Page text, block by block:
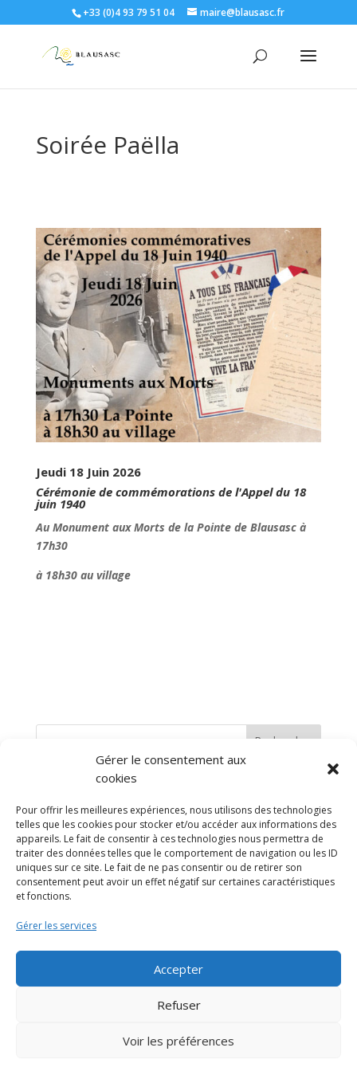
Gérer le consentement aux
cookies
Pour offrir les meilleures expériences, nous utilisons des technologies
telles que les cookies pour stocker et/ou accéder aux informations des
appareils. Le fait de consentir à ces technologies nous permettra de
traiter des données telles que le comportement de navigation ou les ID
uniques sur ce site. Le fait de ne pas consentir ou de retirer son
consentement peut avoir un effet négatif sur certaines caractéristiques
et fonctions.
Gérer les services
Accepter
Refuser
Voir les préférences
+33 (0)4 93 79 51 04 maire@blausasc.fr
Soirée Paëlla
Jeudi 18 Juin 2026
Cérémonie de commémorations de l'Appel du 18
juin 1940
Au Monument aux Morts de la Pointe de Blausasc à
17h30
à 18h30 au village
Rechercher
© 2022-2026www.tousabloc-